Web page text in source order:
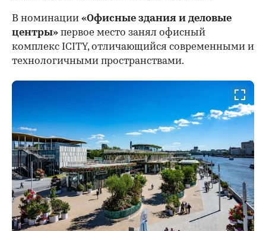
В номинации «Офисные здания и деловые
центры» первое место занял офисный
комплекс ICITY, отличающийся современными и
технологичными пространствами.